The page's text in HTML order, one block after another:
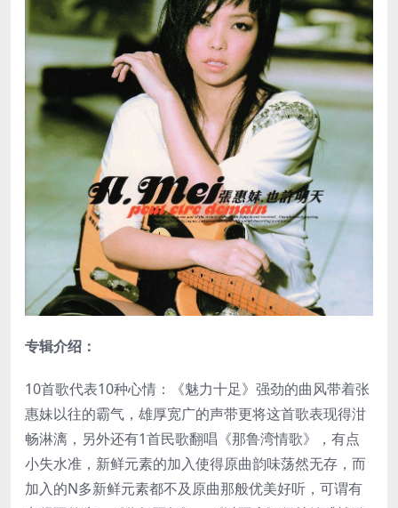
专辑介绍：
10首歌代表10种心情：《魅力十足》强劲的曲风带着张
惠妹以往的霸气，雄厚宽广的声带更将这首歌表现得泔
畅淋漓，另外还有1首民歌翻唱《那鲁湾情歌》，有点
小失水准，新鲜元素的加入使得原曲韵味荡然无存，而
加入的N多新鲜元素都不及原曲那般优美好听，可谓有